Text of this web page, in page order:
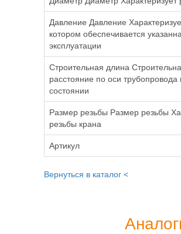
Давление Давление
котором обеспечивается
эксплуатации
Строительная длина
расстояние по оси
состоянии
Размер резьбы Размер резьбы
резьбы крана
Артикул
Вернуться в каталог <